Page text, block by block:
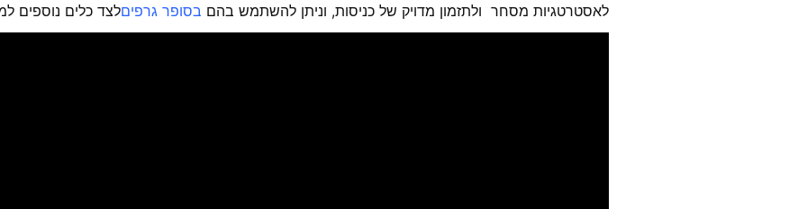
לאסטרטגיות מסחר ולתזמון מדויק של כניסות, וניתן להשתמש בהם בסופר גרפיםלצד כלים נוספים